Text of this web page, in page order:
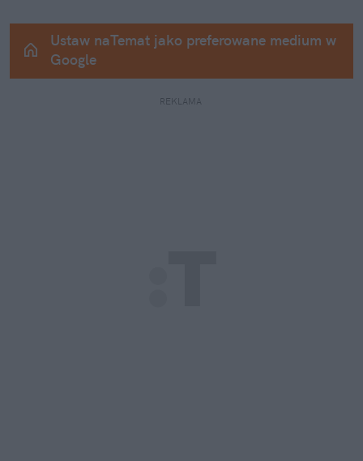
Ustaw naTemat jako preferowane medium w
Google
REKLAMA